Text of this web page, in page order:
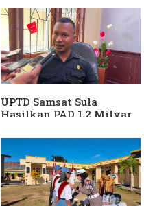
Keterlibatan Ketua PKB
Sula
UPTD Samsat Sula
Hasilkan PAD 1,2 Milyar